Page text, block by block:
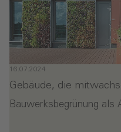
16.07.2024
Gebäude, die
Bauwerksbegrünung als